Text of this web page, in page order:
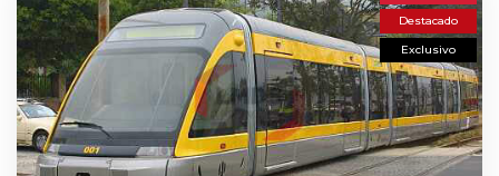
Destacado
Exclusivo